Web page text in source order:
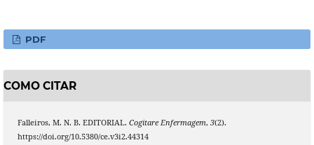
PDF
COMO CITAR
Falleiros, M. N. B. EDITORIAL. Cogitare Enfermagem, 3(2).
https://doi.org/10.5380/ce.v3i2.44314